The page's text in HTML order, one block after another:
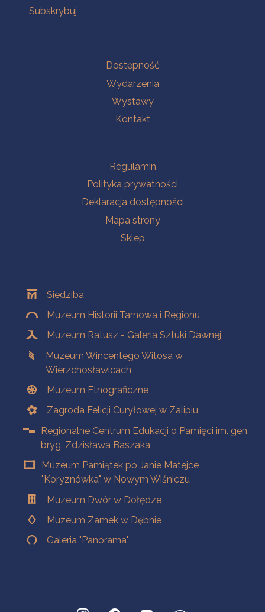
Dostępność
Wydarzenia
Wystawy
Kontakt
Regulamin
Polityka prywatności
Deklaracja dostępności
Mapa strony
Sklep
Siedziba
Muzeum Historii Tarnowa i Regionu
Muzeum Ratusz - Galeria Sztuki Dawnej
Muzeum Wincentego Witosa w
Wierzchosławicach
Muzeum Etnograficzne
Zagroda Felicji Curyłowej w Zalipiu
Regionalne Centrum Edukacji o Pamięci im. gen.
bryg. Zdzisława Baszaka
Muzeum Pamiątek po Janie Matejce
"Koryznówka" w Nowym Wiśniczu
Muzeum Dwór w Dołędze
Muzeum Zamek w Dębnie
Galeria "Panorama"